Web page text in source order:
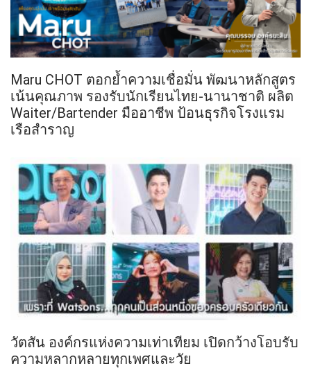
Maru CHOT ตอกย้ำความเชื่อมั่น พัฒนาหลักสูตร
เน้นคุณภาพ รองรับนักเรียนไทย-นานาชาติ ผลิต
Waiter/Bartender มืออาชีพ ป้อนธุรกิจโรงแรม
เรือสำราญ
วัตสัน องค์กรแห่งความเท่าเทียม เปิดกว้างโอบรับ
ความหลากหลายทุกเพศและวัย